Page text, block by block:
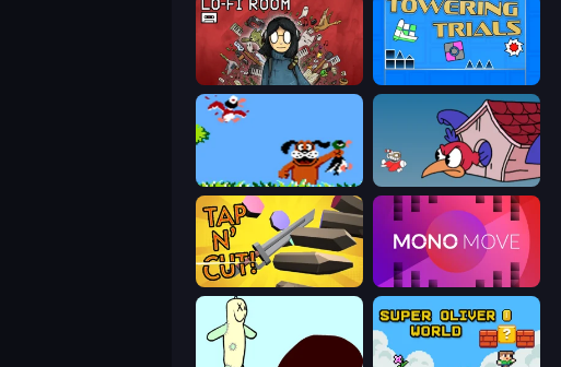
Lofi Room
Duck Hunt Cuphead
Tap 'n Cut Mono Move